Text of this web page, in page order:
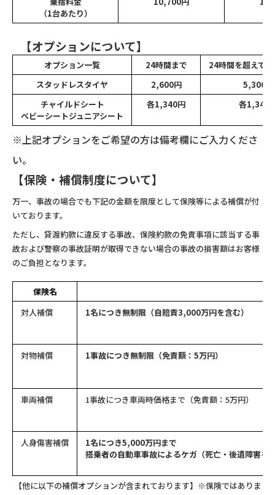
（1台あたり）
【オプションについて】
オプション一覧 24時間まで
24時間を超えて
スタッドレスタイヤ
2,600円
5,300円
チャイルドシート
ベビーシートジュニアシート
各1,340円 各1,340
※上記オプションをご希望の方は備考欄にご入力くださ
い。
【保険・補償制度について】
万一、事故の場合でも下記の金額を限度として保険等による補償が付
いております。
ただし、貸渡約款に違反する事故、保険約款の免責事項に該当する事
故および警察の事故証明が取得できない場合の事故の損害額はお客様
のご負担となります。
保険名
対人補償
1名につき無制限（自賠責3,000万円を含む）
対物補償 1事故につき無制限（免責額：5万円）
車両補償 1事故につき車両時価格まで（免責額：5万円）
人身傷害補償
1名につき5,000万円まで
搭乗者の自動車事故によるケガ（死亡・後遺障害
【他に以下の補償オプションが含まれております】※保険ではありま